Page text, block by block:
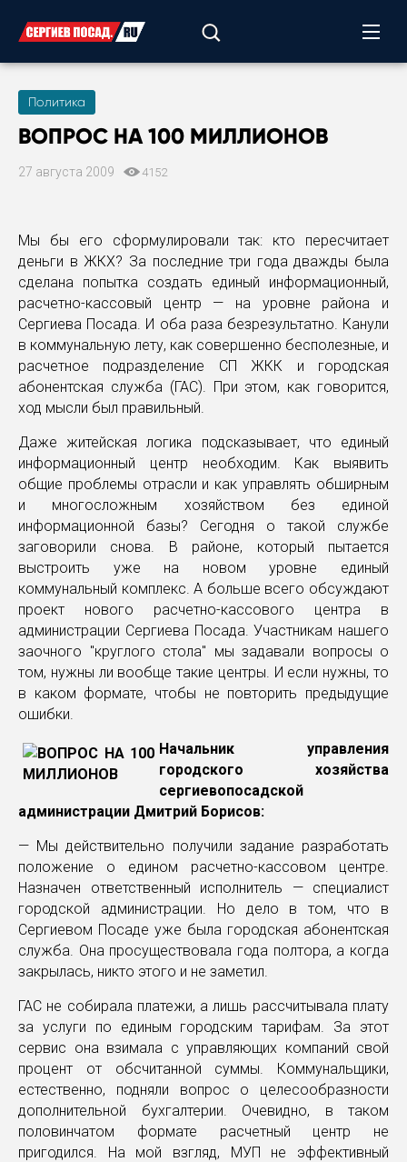
Политика
ВОПРОС НА 100 МИЛЛИОНОВ
27 августа 2009 4152
Мы бы его сформулировали так: кто пересчитает
деньги в ЖКХ? За последние три года дважды была
сделана попытка создать единый информационный,
расчетно-кассовый центр — на уровне района и
Сергиева Посада. И оба раза безрезультатно. Канули
в коммунальную лету, как совершенно бесполезные, и
расчетное подразделение СП ЖКК и городская
абонентская служба (ГАС). При этом, как говорится,
ход мысли был правильный.
Даже житейская логика подсказывает, что единый
информационный центр необходим. Как выявить
общие проблемы отрасли и как управлять обширным
и многосложным хозяйством без единой
информационной базы? Сегодня о такой службе
заговорили снова. В районе, который пытается
выстроить уже на новом уровне единый
коммунальный комплекс. А больше всего обсуждают
проект нового расчетно-кассового центра в
администрации Сергиева Посада. Участникам нашего
заочного "круглого стола" мы задавали вопросы о
том, нужны ли вообще такие центры. И если нужны, то
в каком формате, чтобы не повторить предыдущие
ошибки.
Начальник управления
городского хозяйства
сергиевопосадской
администрации Дмитрий Борисов:
— Мы действительно получили задание разработать
положение о едином расчетно-кассовом центре.
Назначен ответственный исполнитель — специалист
городской администрации. Но дело в том, что в
Сергиевом Посаде уже была городская абонентская
служба. Она просуществовала года полтора, а когда
закрылась, никто этого и не заметил.
ГАС не собирала платежи, а лишь рассчитывала плату
за услуги по единым городским тарифам. За этот
сервис она взимала с управляющих компаний свой
процент от обсчитанной суммы. Коммунальщики,
естественно, подняли вопрос о целесообразности
дополнительной бухгалтерии. Очевидно, в таком
половинчатом формате расчетный центр не
пригодился. На мой взгляд, МУП не эффективный